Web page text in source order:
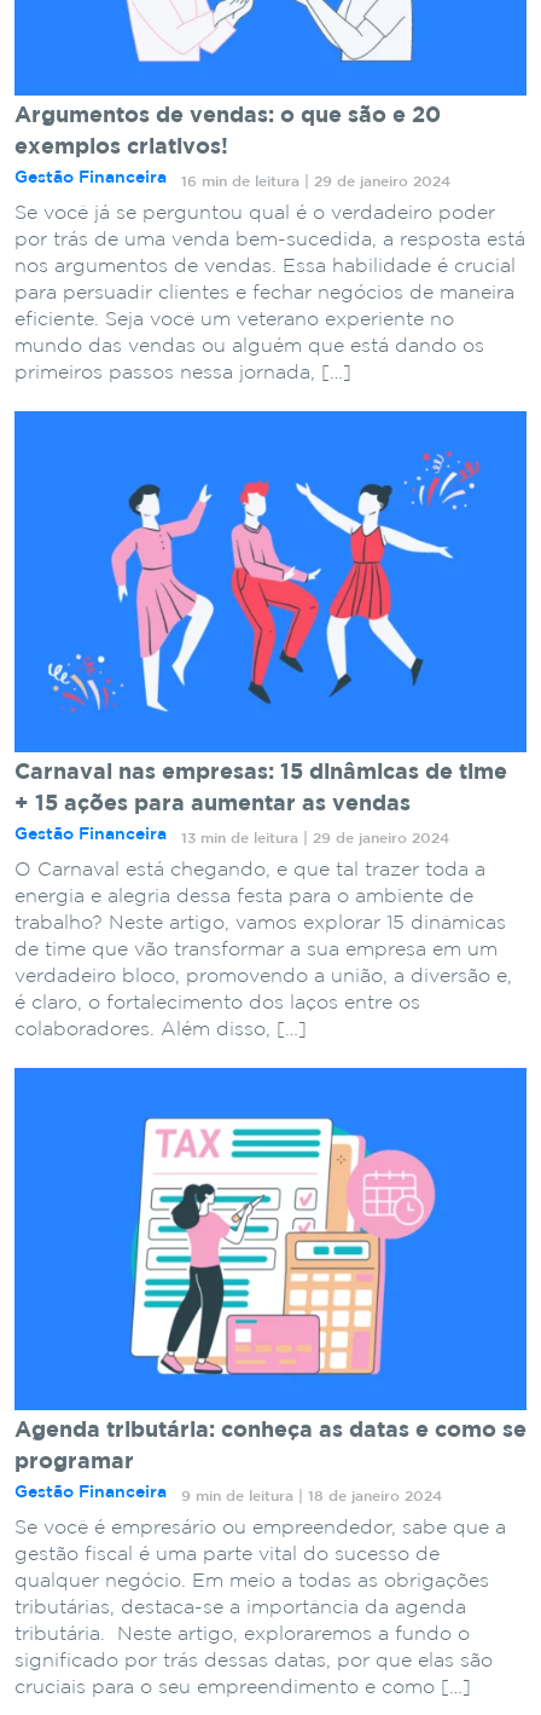
Argumentos de vendas: o que são e 20
exemplos criativos!
Gestão Financeira 16 min de leitura | 29 de janeiro 2024
Se você já se perguntou qual é o verdadeiro poder
por trás de uma venda bem-sucedida, a resposta está
nos argumentos de vendas. Essa habilidade é crucial
para persuadir clientes e fechar negócios de maneira
eficiente. Seja você um veterano experiente no
mundo das vendas ou alguém que está dando os
primeiros passos nessa jornada, […]
Carnaval nas empresas: 15 dinâmicas de time
+ 15 ações para aumentar as vendas
Gestão Financeira 13 min de leitura | 29 de janeiro 2024
O Carnaval está chegando, e que tal trazer toda a
energia e alegria dessa festa para o ambiente de
trabalho? Neste artigo, vamos explorar 15 dinâmicas
de time que vão transformar a sua empresa em um
verdadeiro bloco, promovendo a união, a diversão e,
é claro, o fortalecimento dos laços entre os
colaboradores. Além disso, […]
Agenda tributária: conheça as datas e como se
programar
Gestão Financeira 9 min de leitura | 18 de janeiro 2024
Se você é empresário ou empreendedor, sabe que a
gestão fiscal é uma parte vital do sucesso de
qualquer negócio. Em meio a todas as obrigações
tributárias, destaca-se a importância da agenda
tributária. Neste artigo, exploraremos a fundo o
significado por trás dessas datas, por que elas são
cruciais para o seu empreendimento e como […]